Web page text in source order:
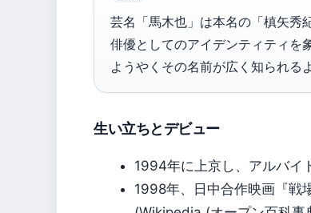
芸名「馬木也」は本名の「槙矢秀
俳優としてのアイデンティティを
ようやくその名前が広く知られる
生い立ちとデビュー
1994年に上京し、アルバイ
1998年、日中合作映画『戦